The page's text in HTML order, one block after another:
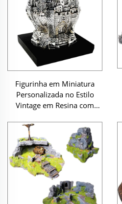
Figurinha em Miniatura
Personalizada no Estilo
Vintage em Resina com
Eletroformado em Prata,
Representando Cidades da
Terra Santa, Presente
Israelense, Judaica, Bola de
Jerusalém sobre Base